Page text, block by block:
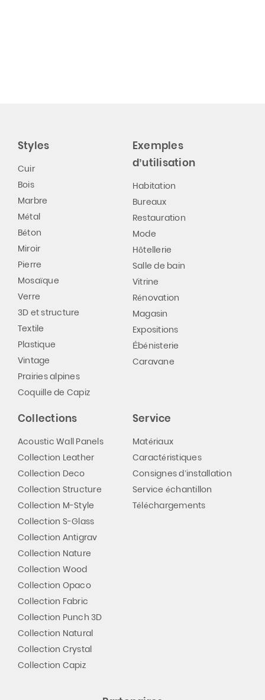
Styles
Cuir
Bois
Marbre
Métal
Béton
Miroir
Pierre
Mosaïque
Verre
3D et structure
Textile
Plastique
Vintage
Prairies alpines
Coquille de Capiz
Exemples
d’utilisation
Habitation
Bureaux
Restauration
Mode
Hôtellerie
Salle de bain
Vitrine
Rénovation
Magasin
Expositions
Ébénisterie
Caravane
Collections
Acoustic Wall Panels
Collection Leather
Collection Deco
Collection Structure
Collection M-Style
Collection S-Glass
Collection Antigrav
Collection Nature
Collection Wood
Collection Opaco
Collection Fabric
Collection Punch 3D
Collection Natural
Collection Crystal
Collection Capiz
Service
Matériaux
Caractéristiques
Consignes d’installation
Service échantillon
Téléchargements